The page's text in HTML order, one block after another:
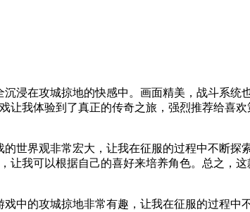
浸在攻城掠地的快感中。画面精美，战斗系
我体验到了真正的传奇之旅，强烈推荐给喜欢
世界观非常宏大，让我在征服的过程中不断
我可以根据自己的喜好来培养角色。总之，
戏中的攻城掠地非常有趣，让我在征服的过程